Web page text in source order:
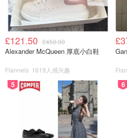
£121.50 £450.00
Alexander McQueen 厚底小白鞋
Flannels 1619人感兴趣
5 6